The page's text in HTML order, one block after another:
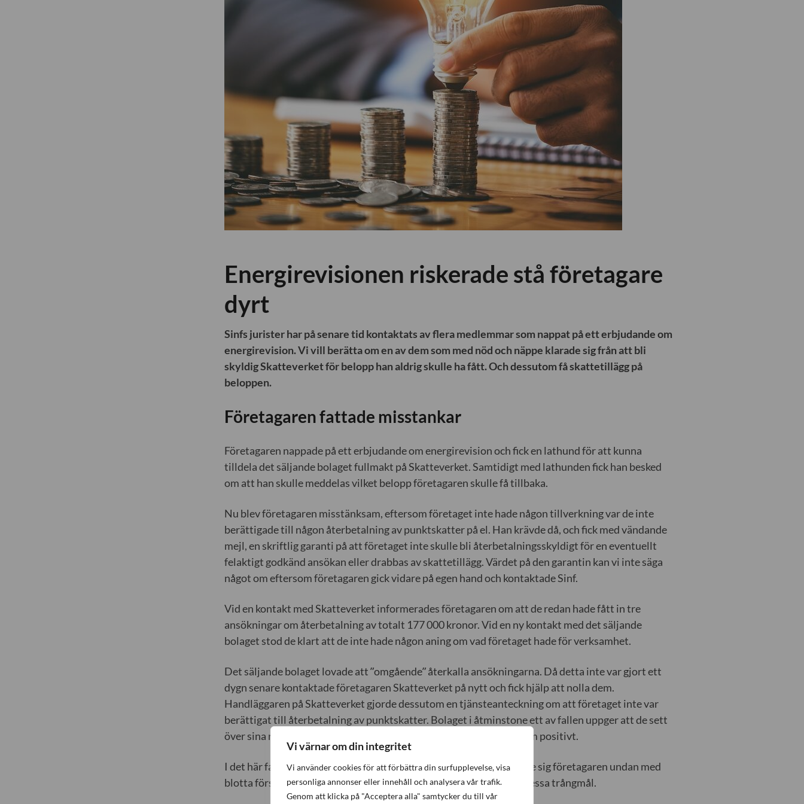
Vi värnar om din integritet
Vi använder cookies för att förbättra din surfupplevelse, visa
personliga annonser eller innehåll och analysera vår trafik.
Genom att klicka på "Acceptera alla" samtycker du till vår
Energirevisionen riskerade stå företagare
dyrt
Sinfs jurister har på senare tid kontaktats av flera medlemmar som nappat på ett erbjudande om
energirevision. Vi vill berätta om en av dem som med nöd och näppe klarade sig från att bli
skyldig Skatteverket för belopp han aldrig skulle ha fått. Och dessutom få skattetillägg på
beloppen.
Företagaren fattade misstankar
Företagaren nappade på ett erbjudande om energirevision och fick en lathund för att kunna
tilldela det säljande bolaget fullmakt på Skatteverket. Samtidigt med lathunden fick han besked
om att han skulle meddelas vilket belopp företagaren skulle få tillbaka.
Nu blev företagaren misstänksam, eftersom företaget inte hade någon tillverkning var de inte
berättigade till någon återbetalning av punktskatter på el. Han krävde då, och fick med vändande
mejl, en skriftlig garanti på att företaget inte skulle bli återbetalningsskyldigt för en eventuellt
felaktigt godkänd ansökan eller drabbas av skattetillägg. Värdet på den garantin kan vi inte säga
något om eftersom företagaren gick vidare på egen hand och kontaktade Sinf.
Vid en kontakt med Skatteverket informerades företagaren om att de redan hade fått in tre
ansökningar om återbetalning av totalt 177 000 kronor. Vid en ny kontakt med det säljande
bolaget stod de klart att de inte hade någon aning om vad företaget hade för verksamhet.
Det säljande bolaget lovade att ”omgående” återkalla ansökningarna. Då detta inte var gjort ett
dygn senare kontaktade företagaren Skatteverket på nytt och fick hjälp att nolla dem.
Handläggaren på Skatteverket gjorde dessutom en tjänsteanteckning om att företaget inte var
berättigat till återbetalning av punktskatter. Bolaget i åtminstone ett av fallen uppger att de sett
över sina rutiner för att undvika liknande händelser, vilket vi ser som positivt.
I det här fallet – och i de andra fallen Sinfs jurister tittat på – klarade sig företagaren undan med
blotta förskräckelsen. Fallet illustrerar hur lätt det är att hamna i dessa trångmål.